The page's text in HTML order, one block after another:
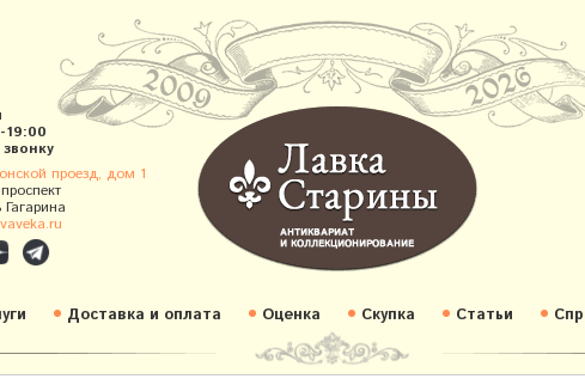
проезд, дом 1
Доставка и оплата Оценка Скупка Статьи